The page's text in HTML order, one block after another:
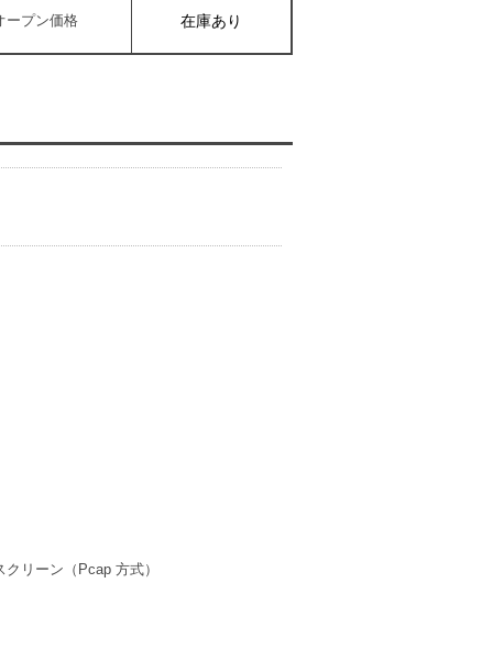
ープン価格 在庫あり
リーン（Pcap 方式）